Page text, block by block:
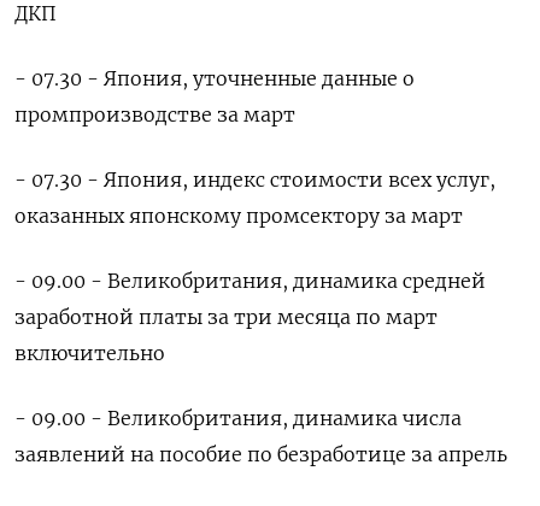
ДКП
- 07.30 - Япония, уточненные данные о
промпроизводстве за март
- ​07.30 - Япония, ⁠индекс стоимости всех услуг,
оказанных японскому промсектору за март
- 09.00 - Великобритания, динамика средней
заработной платы за три месяца по март
включительно
- 09.00 - Великобритания, динамика числа
заявлений на пособие по безработице за ‌апрель